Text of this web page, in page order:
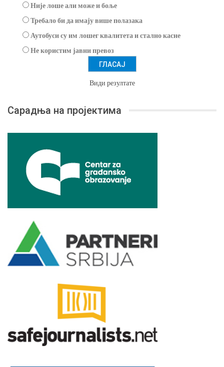
Није лоше али може и боље
Требало би да имају више полазака
Аутобуси су им лошег квалитета и стално касне
Не користим јавни превоз
Види резултате
Сарадња на пројектима